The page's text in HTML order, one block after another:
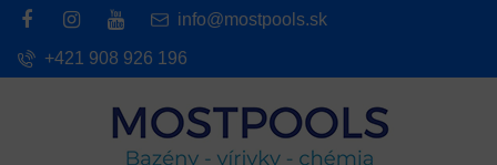
info@mostpools.sk
+421 908 926 196